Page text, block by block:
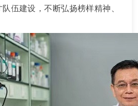
伍建设，不断弘扬榜样精神、